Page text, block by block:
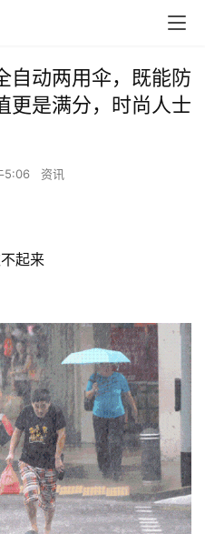
自动两用伞，既能防
更是满分，时尚人士
5:06 资讯
起来